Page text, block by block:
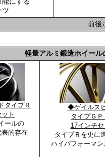
ツ
前後
軽量アルミ鍛造ホイー
タイプＲ
ト
ールの
的存在
◆ゲイルス
タイプＧＰ
17インチセ
タイプＲを更に
ハイパフォーマ